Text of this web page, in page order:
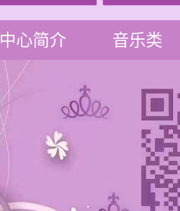
中心简介 音乐类